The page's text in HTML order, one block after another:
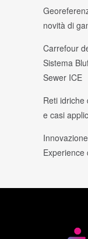
novità di
Carrefour
Sistema
Sewer ICE
Reti idriche
e casi
Experience